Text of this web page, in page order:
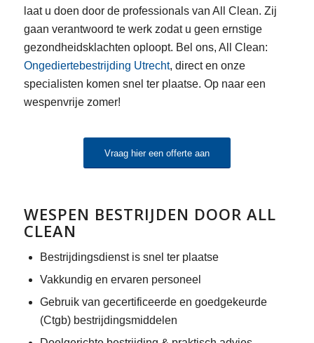
laat u doen door de professionals van All Clean. Zij
gaan verantwoord te werk zodat u geen ernstige
gezondheidsklachten oploopt. Bel ons, All Clean:
Ongediertebestrijding Utrecht, direct en onze
specialisten komen snel ter plaatse. Op naar een
wespenvrije zomer!
Vraag hier een offerte aan
WESPEN BESTRIJDEN DOOR ALL
CLEAN
Bestrijdingsdienst is snel ter plaatse
Vakkundig en ervaren personeel
Gebruik van gecertificeerde en goedgekeurde
(Ctgb) bestrijdingsmiddelen